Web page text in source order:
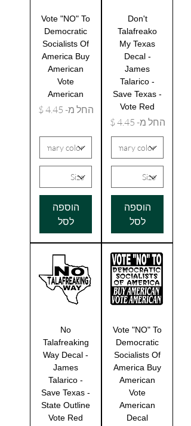
Don't
Talafreako
My Texas
Decal -
James
Talarico -
Save Texas -
Vote Red
החל מ-
מחיר מבצע
הוספה
לסל
Vote "NO" To
Democratic
Socialists Of
America Buy
American
Vote
American
החל מ-
מחיר מבצע
הוספה
לסל
Vote "NO" To
Democratic
Socialists Of
America Buy
American
Vote
American
Decal
No
Talafreaking
Way Decal -
James
Talarico -
Save Texas -
State Outline
Vote Red